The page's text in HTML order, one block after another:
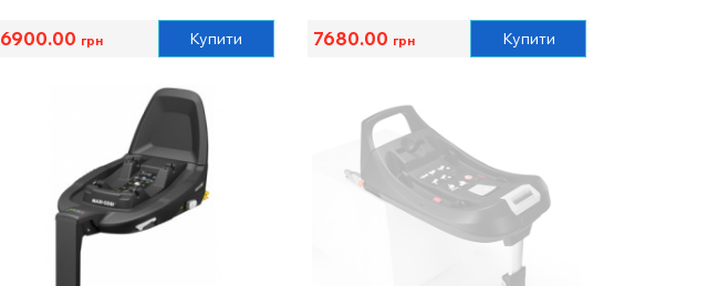
6900.00 грн Купити 7680.00 грн Купити